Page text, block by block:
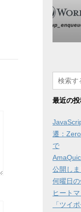
最近の
遷：
で
公開しま
何曜日
ヒート
「ツイ